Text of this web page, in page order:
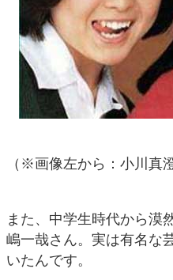
（※画像左から：小川真
また、中学生時代から漠
嶋一哉さん。実は有名な
いたんです。